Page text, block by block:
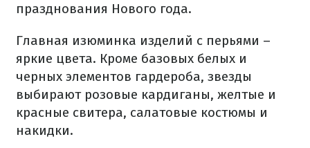
празднования Нового года.
Главная изюминка изделий с перьями –
яркие цвета. Кроме базовых белых и
черных элементов гардероба, звезды
выбирают розовые кардиганы, желтые и
красные свитера, салатовые костюмы и
накидки.